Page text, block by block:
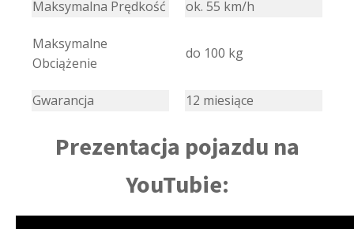
Maksymalna Prędkość ok. 55 km/h
Maksymalne
Obciążenie
do 100 kg
Gwarancja 12 miesiące
Prezentacja pojazdu na
YouTubie: